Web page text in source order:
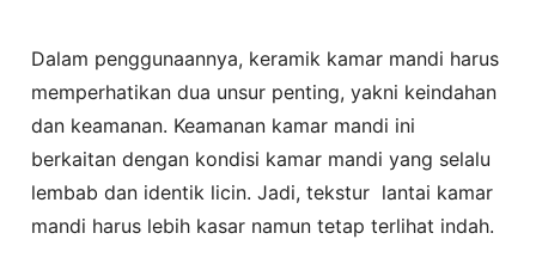
Dalam penggunaannya, keramik kamar mandi harus
memperhatikan dua unsur penting, yakni keindahan
dan keamanan. Keamanan kamar mandi ini
berkaitan dengan kondisi kamar mandi yang selalu
lembab dan identik licin. Jadi, tekstur lantai kamar
mandi harus lebih kasar namun tetap terlihat indah.